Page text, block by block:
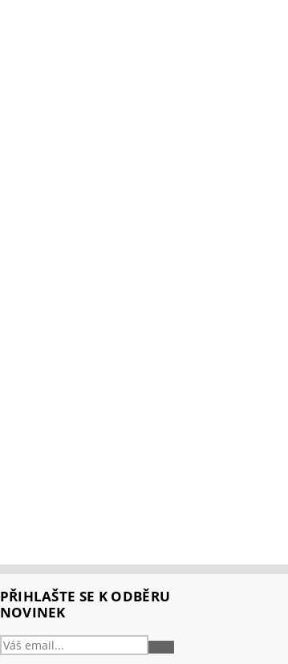
PŘIHLAŠTE SE K ODBĚRU
NOVINEK
PŘIHLÁSIT